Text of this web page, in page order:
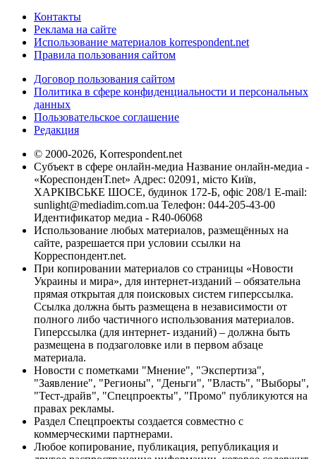
Контакты
Реклама на сайте
Использование материалов korrespondent.net
Правила пользования сайтом
Договор пользования сайтом
Политика в сфере конфиденциальности и персональных
данных
Пользовательское соглашение
Редакция
© 2000-2026, Korrespondent.net
Субъект в сфере онлайн-медиа Название онлайн-медиа -
«КореспонденТ.net» Адрес: 02091, місто Київ,
ХАРКІВСЬКЕ ШОСЕ, будинок 172-Б, офіс 208/1 E-mail:
sunlight@mediadim.com.ua Телефон: 044-205-43-00
Идентификатор медиа - R40-06068
Использование любых материалов, размещённых на
сайте, разрешается при условии ссылки на
Корреспондент.net.
При копировании материалов со страницы «Новости
Украины и мира», для интернет-изданий – обязательна
прямая открытая для поисковых систем гиперссылка.
Ссылка должна быть размещена в независимости от
полного либо частичного использования материалов.
Гиперссылка (для интернет- изданий) – должна быть
размещена в подзаголовке или в первом абзаце
материала.
Новости с пометками "Мнение", "Экспертиза",
"Заявление", "Регионы", "Деньги", "Власть", "Выборы",
"Тест-драйв", "Спецпроекты", "Промо" публикуются на
правах рекламы.
Раздел Спецпроекты создается совместно с
коммерческими партнерами.
Любое копирование, публикация, републикация и